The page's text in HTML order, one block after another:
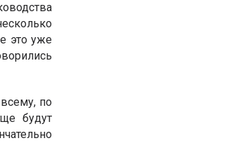
это уже
по
будут